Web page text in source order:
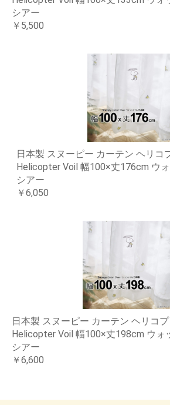
シアー
￥5,500
日本製 スヌーピー カーテン ヘリコ
Helicopter Voil 幅100×丈176cm ウ
シアー
￥6,050
日本製 スヌーピー カーテン ヘリコ
Helicopter Voil 幅100×丈198cm ウォ
シアー
￥6,600